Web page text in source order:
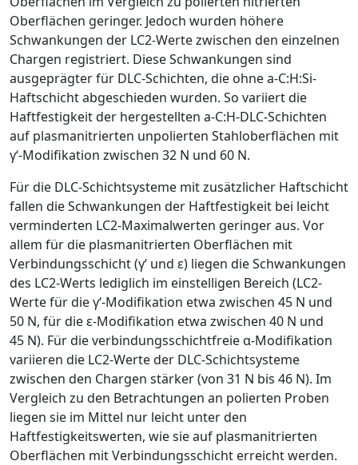
Oberflächen geringer. Jedoch ­wurden höhere
Schwankungen der LC2-Werte zwischen den einzelnen
Chargen registriert. Diese Schwankungen sind
ausgeprägter für DLC-Schichten, die ohne a-C:H:Si-
Haftschicht abgeschieden wurden. So variiert die
Haftfestigkeit der hergestellten a-C:H-DLC-Schichten
auf plasmanitrierten unpolierten Stahloberflächen mit
γ‘-Modifikation zwischen 32 N und 60 N.
Für die DLC-Schichtsysteme mit zusätzlicher Haftschicht
fallen die ­Schwankungen der Haftfestigkeit bei leicht
verminderten LC2-Maximalwerten geringer aus. Vor
allem für die plasmanitrierten Oberflächen mit
Verbindungsschicht (γ‘ und ε) liegen die Schwankungen
des LC2-Werts lediglich im einstelligen Bereich (LC2-
Werte für dieγ‘-Modifikation etwa zwischen 45 N und
50 N, für dieε-Modifikation etwa zwischen 40 N und
45 N). Für die verbindungsschichtfreieα-­Modifikation
variieren die LC2-Werte der DLC-Schichtsysteme
zwischen den Chargen stärker (von 31 N bis 46 N). Im
Vergleich zu den Betrachtungen an polierten Proben
liegen sie im Mittel nur leicht unter den
Haftfestigkeitswerten, wie sie auf plasmanitrierten
Oberflächen mit Verbindungsschicht erreicht werden.